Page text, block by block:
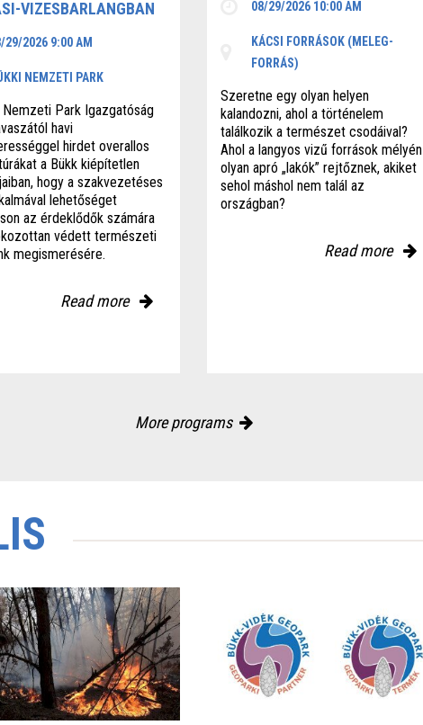
VIZESBARLANGBAN
29/2026 9:00 AM
NEMZETI PARK
Nemzeti Park Igazgatóság
havi
hirdet overallos
a Bükk kiépítetlen
hogy a szakvezetéses
lehetőséget
az érdeklődők számára
védett természeti
megismerésére.
Read more
08/29/2026 10:00 AM
KÁCSI FORRÁSOK (MELEG-
FORRÁS)
Szeretne egy olyan helyen
kalandozni, ahol a történelem
találkozik a természet csodáival?
Ahol a langyos vizű források mélyén
olyan apró „lakók” rejtőznek, akiket
sehol máshol nem talál az
országban?
Read more
More programs